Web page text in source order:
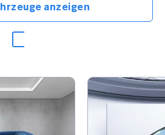
anzeigen